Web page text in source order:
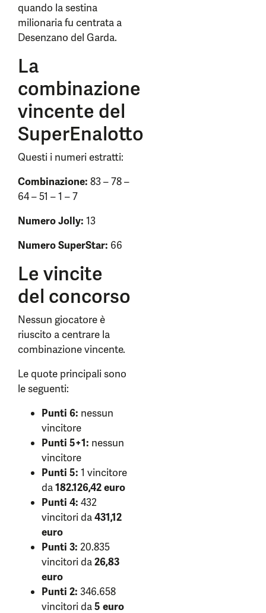
quando la sestina
milionaria fu centrata a
Desenzano del Garda.
La
combinazione
vincente del
SuperEnalotto
Questi i numeri estratti:
Combinazione: 83 – 78 –
64 – 51 – 1 – 7
Numero Jolly: 13
Numero SuperStar: 66
Le vincite
del concorso
Nessun giocatore è
riuscito a centrare la
combinazione vincente.
Le quote principali sono
le seguenti:
Punti 6: nessun
vincitore
Punti 5+1: nessun
vincitore
Punti 5: 1 vincitore
da182.126,42 euro
Punti 4: 432
vincitori da431,12
euro
Punti 3: 20.835
vincitori da26,83
euro
Punti 2: 346.658
vincitori da5 euro